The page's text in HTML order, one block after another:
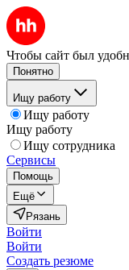
Чтобы сайт был
Понятно
Ищу работу
Ищу работу
Ищу работу
Ищу сотрудника
Сервисы
Помощь
Ещё
Рязань
Войти
Войти
Создать резюме